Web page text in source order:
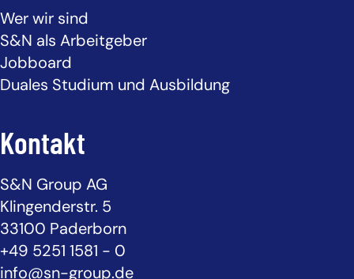
Wer wir sind
S&N als Arbeitgeber
Jobboard
Duales Studium und Ausbildung
Kontakt
S&N Group AG
Klingenderstr. 5
33100 Paderborn
+49 5251 1581 - 0
info@sn-group.de